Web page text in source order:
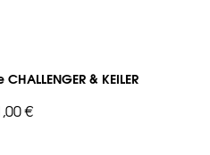
& KEILER
€